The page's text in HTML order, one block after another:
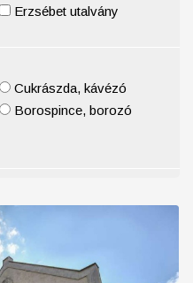
Erzsébet utalvány
Cukrászda, kávézó
Borospince, borozó